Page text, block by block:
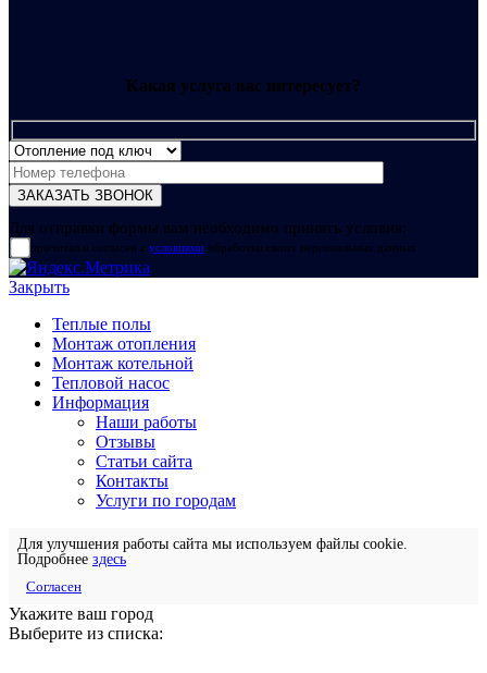
Какая услуга вас интересует?
Для отправки формы вам необходимо принять условия:
прочитал и согласен с условиями обработки своих персональных данных
Закрыть
Теплые полы
Монтаж отопления
Монтаж котельной
Тепловой насос
Информация
Наши работы
Отзывы
Статьи сайта
Контакты
Услуги по городам
Для улучшения работы сайта мы используем файлы cookie.
Подробнее здесь
Согласен
Укажите ваш город
Выберите из списка: